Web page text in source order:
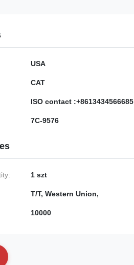
USA
CAT
ISO contact :+8613434566685
7C-9576
1 szt
T/T, Western Union,
10000